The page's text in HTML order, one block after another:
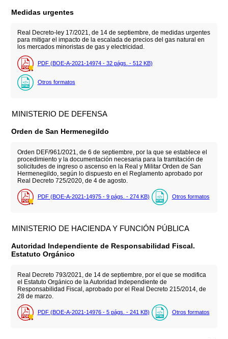
Medidas urgentes
Real Decreto-ley 17/2021, de 14 de septiembre, de medidas urgentes
para mitigar el impacto de la escalada de precios del gas natural en
los mercados minoristas de gas y electricidad.
PDF (BOE-A-2021-14974 - 32 págs. - 512 KB)
Otros formatos
MINISTERIO DE DEFENSA
Orden de San Hermenegildo
Orden DEF/961/2021, de 6 de septiembre, por la que se establece el
procedimiento y la documentación necesaria para la tramitación de
solicitudes de ingreso o ascenso en la Real y Militar Orden de San
Hermenegildo, según lo dispuesto en el Reglamento aprobado por
Real Decreto 725/2020, de 4 de agosto.
PDF (BOE-A-2021-14975 - 9 págs. - 274 KB) Otros formatos
MINISTERIO DE HACIENDA Y FUNCIÓN PÚBLICA
Autoridad Independiente de Responsabilidad Fiscal.
Estatuto Orgánico
Real Decreto 793/2021, de 14 de septiembre, por el que se modifica
el Estatuto Orgánico de la Autoridad Independiente de
Responsabilidad Fiscal, aprobado por el Real Decreto 215/2014, de
28 de marzo.
PDF (BOE-A-2021-14976 - 5 págs. - 241 KB) Otros formatos